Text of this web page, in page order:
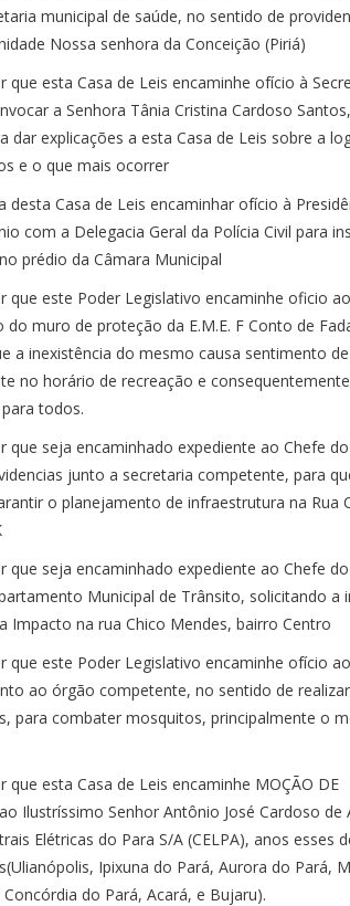
municipal de saúde, no sentido de
Nossa senhora da Conceição (Piriá)
que esta Casa de Leis encaminhe ofício à
a Senhora Tânia Cristina Cardoso
dar explicações a esta Casa de Leis sobre a
e o que mais ocorrer
desta Casa de Leis encaminhar ofício à
com a Delegacia Geral da Polícia Civil para
prédio da Câmara Municipal
que este Poder Legislativo encaminhe oficio
muro de proteção da E.M.E. F Conto de
a inexistência do mesmo causa sentimento
no horário de recreação e
todos.
que seja encaminhado expediente ao Chefe
junto a secretaria competente, para
o planejamento de infraestrutura na Rua
que seja encaminhado expediente ao Chefe
Municipal de Trânsito, solicitando a
Impacto na rua Chico Mendes, bairro Centro
que este Poder Legislativo encaminhe ofício
ao órgão competente, no sentido de
para combater mosquitos, principalmente o
que esta Casa de Leis encaminhe MOÇÃO DE
ao Ilustríssimo Senhor Antônio José Cardoso
Elétricas do Para S/A (CELPA), anos esses
Ipixuna do Pará, Aurora do Pará,
do Pará, Acará, e Bujaru).